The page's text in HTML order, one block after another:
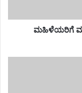
ಮಹಿಳೆಯರಿಗೆ